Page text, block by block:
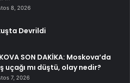
8, 2026
Devrildi
SON DAKİKA: Moskova’da
uçağı mı düştü, olay nedir?
7, 2026